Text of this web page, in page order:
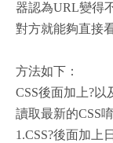
器認為URL變得
對方就能夠直接
方法如下：
CSS後面加上?
讀取最新的CSS唷
1.CSS?後面加上